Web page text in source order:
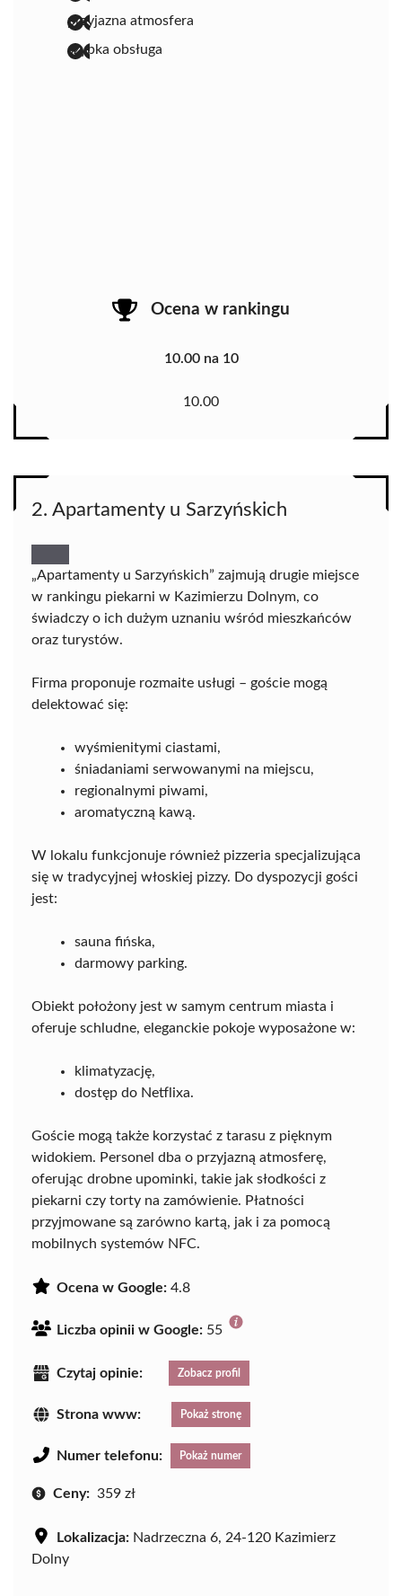
przyjazna atmosfera
szybka obsługa
Ocena w rankingu
10.00 na 10
10.00
2. Apartamenty u Sarzyńskich
„Apartamenty u Sarzyńskich” zajmują drugie miejsce
w rankingu piekarni w Kazimierzu Dolnym, co
świadczy o ich dużym uznaniu wśród mieszkańców
oraz turystów.
Firma proponuje rozmaite usługi – goście mogą
delektować się:
wyśmienitymi ciastami,
śniadaniami serwowanymi na miejscu,
regionalnymi piwami,
aromatyczną kawą.
W lokalu funkcjonuje również pizzeria specjalizująca
się w tradycyjnej włoskiej pizzy. Do dyspozycji gości
jest:
sauna fińska,
darmowy parking.
Obiekt położony jest w samym centrum miasta i
oferuje schludne, eleganckie pokoje wyposażone w:
klimatyzację,
dostęp do Netflixa.
Goście mogą także korzystać z tarasu z pięknym
widokiem. Personel dba o przyjazną atmosferę,
oferując drobne upominki, takie jak słodkości z
piekarni czy torty na zamówienie. Płatności
przyjmowane są zarówno kartą, jak i za pomocą
mobilnych systemów NFC.
Ocena w Google: 4.8
Liczba opinii w Google: 55
Czytaj opinie: Zobacz profil
Strona www: Pokaż stronę
Numer telefonu: Pokaż numer
Ceny: 359 zł
Lokalizacja: Nadrzeczna 6, 24-120 Kazimierz
Dolny